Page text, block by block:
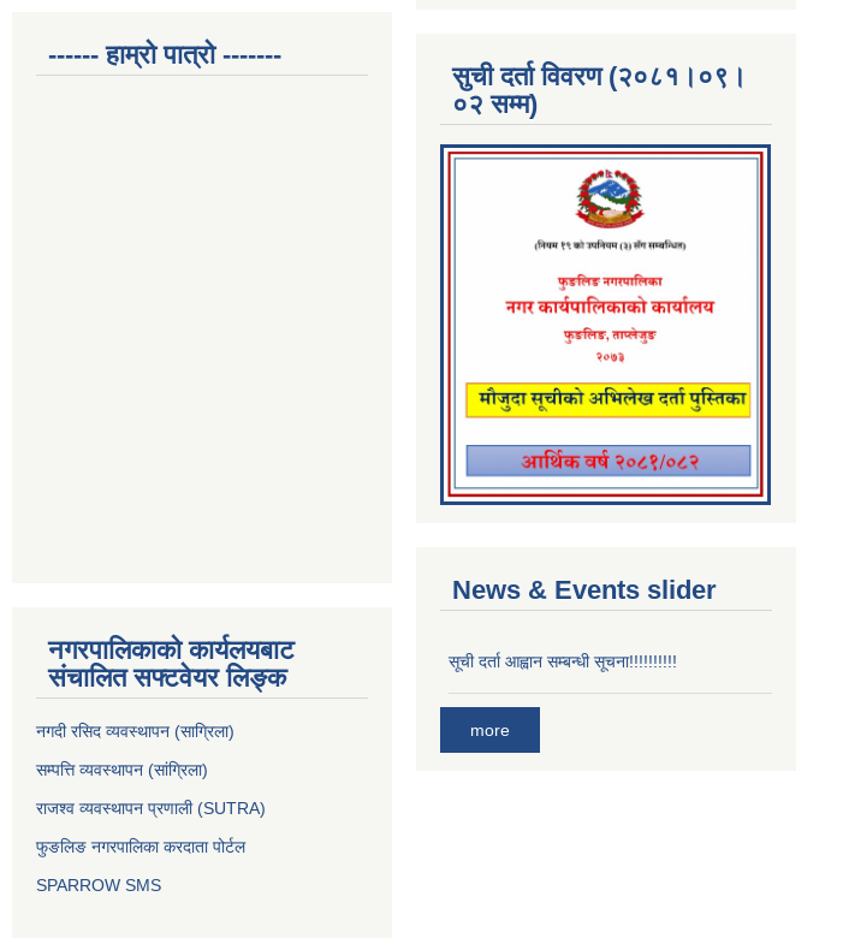
------ हाम्रो पात्रो -------
नगरपालिकाको कार्यलयबाट
संचालित सफ्टवेयर लिङ्क
नगदी रसिद व्यवस्थापन (साग्रिला)
सम्पत्ति व्यवस्थापन (सांग्रिला)
राजश्व व्यवस्थापन प्रणाली (SUTRA)
फुङलिङ नगरपालिका करदाता पोर्टल
SPARROW SMS
सुची दर्ता विवरण (२०८१।०९।
०२ सम्म)
News & Events slider
सूची दर्ता आह्वान सम्बन्धी सूचना!!!!!!!!!!
more